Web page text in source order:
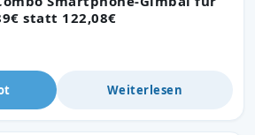
statt 122,08€
Weiterlesen